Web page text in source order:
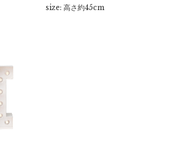
size: 高さ約45cm